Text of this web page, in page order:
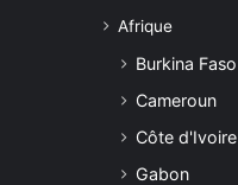
Afrique
Burkina Faso
Cameroun
Côte d'Ivoire
Gabon